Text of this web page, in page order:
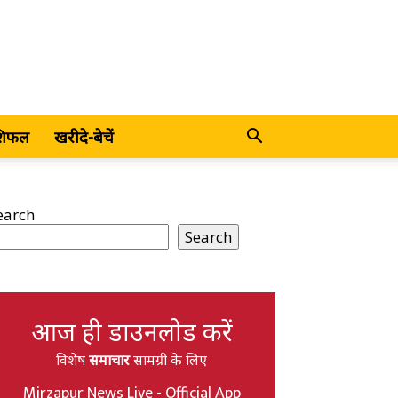
खरीदे-बेचें
Search
आज ही डाउनलोड करें
विशेषसमाचारसामग्री के लिए